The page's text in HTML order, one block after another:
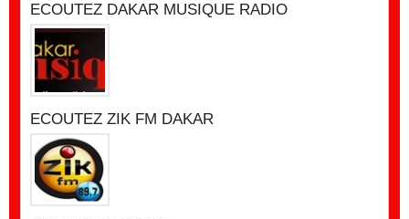
ECOUTEZ DAKAR MUSIQUE RADIO
ECOUTEZ ZIK FM DAKAR